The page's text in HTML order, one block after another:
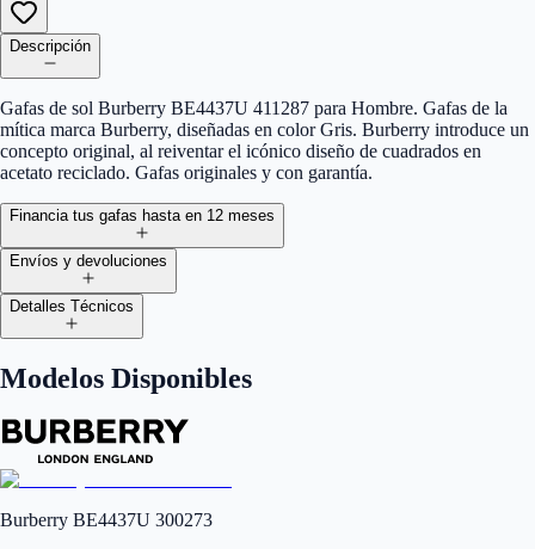
Descripción
Gafas de sol Burberry BE4437U 411287 para Hombre. Gafas de la
mítica marca Burberry, diseñadas en color Gris. Burberry introduce un
concepto original, al reiventar el icónico diseño de cuadrados en
acetato reciclado. Gafas originales y con garantía.
Financia tus gafas hasta en 12 meses
Envíos y devoluciones
Detalles Técnicos
Modelos Disponibles
Burberry BE4437U 300273